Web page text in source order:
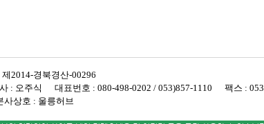
2014-경북경산-00296
: 오주식 대표번호 : 080-498-0202 / 053)857-1110 팩스 :
상호 : 울릉허브